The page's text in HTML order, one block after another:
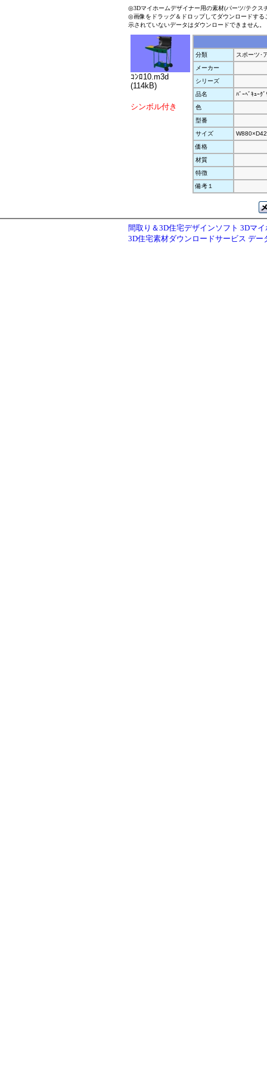
◎3Dマイホームデザイナー用の素材(パーツ/テクス
◎画像をドラッグ＆ドロップしてダウンロードす
示されていないデータはダウンロードできません。
ｺﾝﾛ10.m3d
(114kB)
シンボル付き
分類
スポーツ･
メーカー
シリーズ
品名
ﾊﾞｰﾍﾞｷｭｰｸﾞ
色
型番
サイズ
価格
材質
特徴
備考１
間取り＆3D住宅デザインソフト 3Dマ
3D住宅素材ダウンロードサービス デー